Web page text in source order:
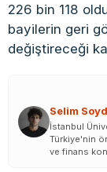
226 bin 118
bayilerin geri
değiştireceği
Selim
İstanbul
Türkiye'nin
ve finans